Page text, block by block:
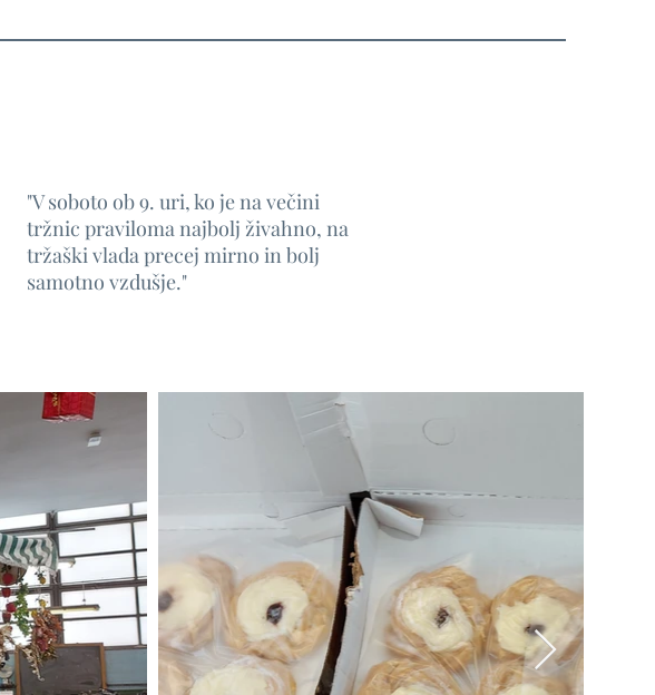
"V soboto ob 9. uri, ko je na večini
tržnic praviloma najbolj živahno, na
tržaški vlada precej mirno in bolj
samotno vzdušje."